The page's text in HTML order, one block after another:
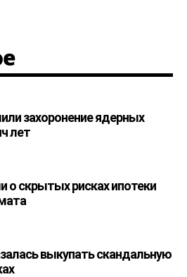
захоронение ядерных
лет
о скрытых рисках ипотеки
выкупать скандальную